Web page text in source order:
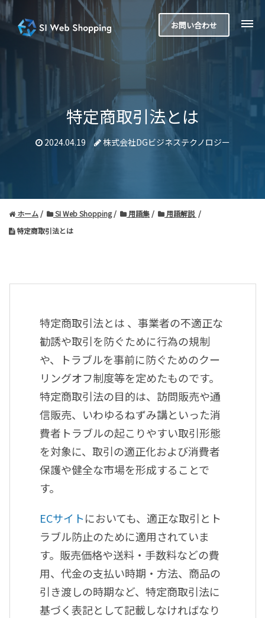
お問い合わせ
特定商取引法とは
2024.04.19 株式会社DGビジネステクノロジー
ホーム SI Web Shopping 用語集
用語解説
特定商取引法とは
特定商取引法とは 、事業者の不適正な
勧誘や取引を防ぐために行為の規制
や、トラブルを事前に防ぐためのクー
リングオフ制度等を定めたものです。
特定商取引法の目的は、訪問販売や通
信販売、いわゆるねずみ講といった消
費者トラブルの起こりやすい取引形態
を対象に、取引の適正化および消費者
保護や健全な市場を形成することで
す。
ECサイトにおいても、適正な取引とト
ラブル防止のために適用されていま
す。販売価格や送料・手数料などの費
用、代金の支払い時期・方法、商品の
引き渡しの時期など、特定商取引法に
基づく表記として記載しなければなり